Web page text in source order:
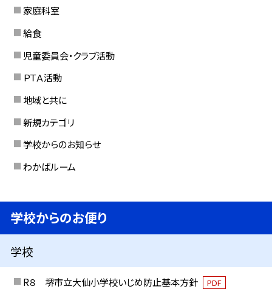
家庭科室
給食
児童委員会・クラブ活動
ＰＴＡ活動
地域と共に
新規カテゴリ
学校からのお知らせ
わかばルーム
学校からのお便り
学校
R８ 堺市立大仙小学校いじめ防止基本方針 PDF